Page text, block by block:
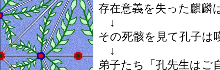
存在意義を失った麒麟
↓
その死骸を見て孔子は
↓
弟子たち「孔先生はご